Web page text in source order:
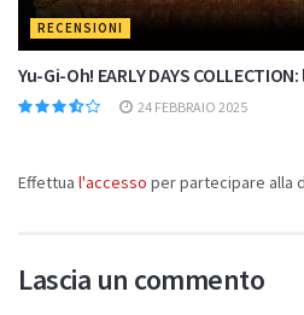
RECENSIONI
Yu-Gi-Oh! EARLY DAYS
24 FEBBRAIO 2025
Effettua l'accesso per partecipare alla
Lascia un commento